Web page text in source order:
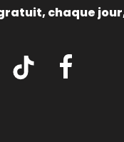
chaque